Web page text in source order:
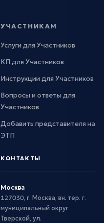
УЧАСТНИКАМ
Услуги для Участников
КП для Участников
Инструкции для Участников
Вопросы и ответы для
Участников
Добавить представителя на
ЭТП
КОНТАКТЫ
Москва
127030, г. Москва, вн. тер. г.
муниципальный округ
Тверской, ул.